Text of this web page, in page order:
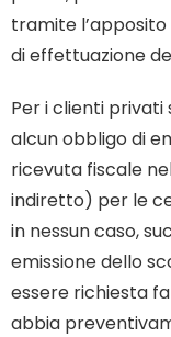
tramite
di effettuazione
Per i clienti
alcun obbligo di
ricevuta fiscale
indiretto) per le
in nessun caso,
emissione dello
essere richiesta
abbia